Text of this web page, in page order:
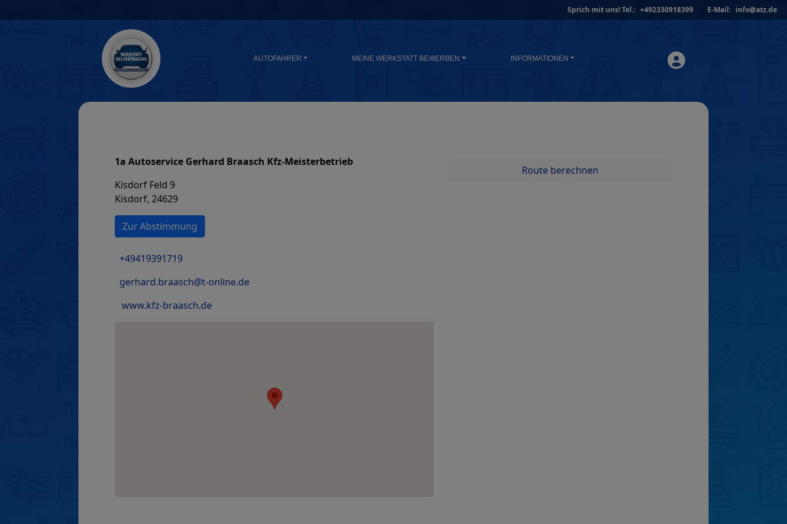
to
Sprich mit uns!Tel.: +492330918399 E-Mail: info@atz.de
AUTOFAHRER MEINE WERKSTATT BEWERBEN INFORMATIONEN
1a Autoservice Gerhard Braasch Kfz-Meisterbetrieb
Kisdorf Feld 9
Kisdorf, 24629
Zur Abstimmung
+49419391719
gerhard.braasch@t-online.de
www.kfz-braasch.de
Route berechnen